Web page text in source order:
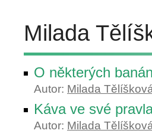
Milada
O některých
Autor: Milada
Káva ve své
Autor: Milada